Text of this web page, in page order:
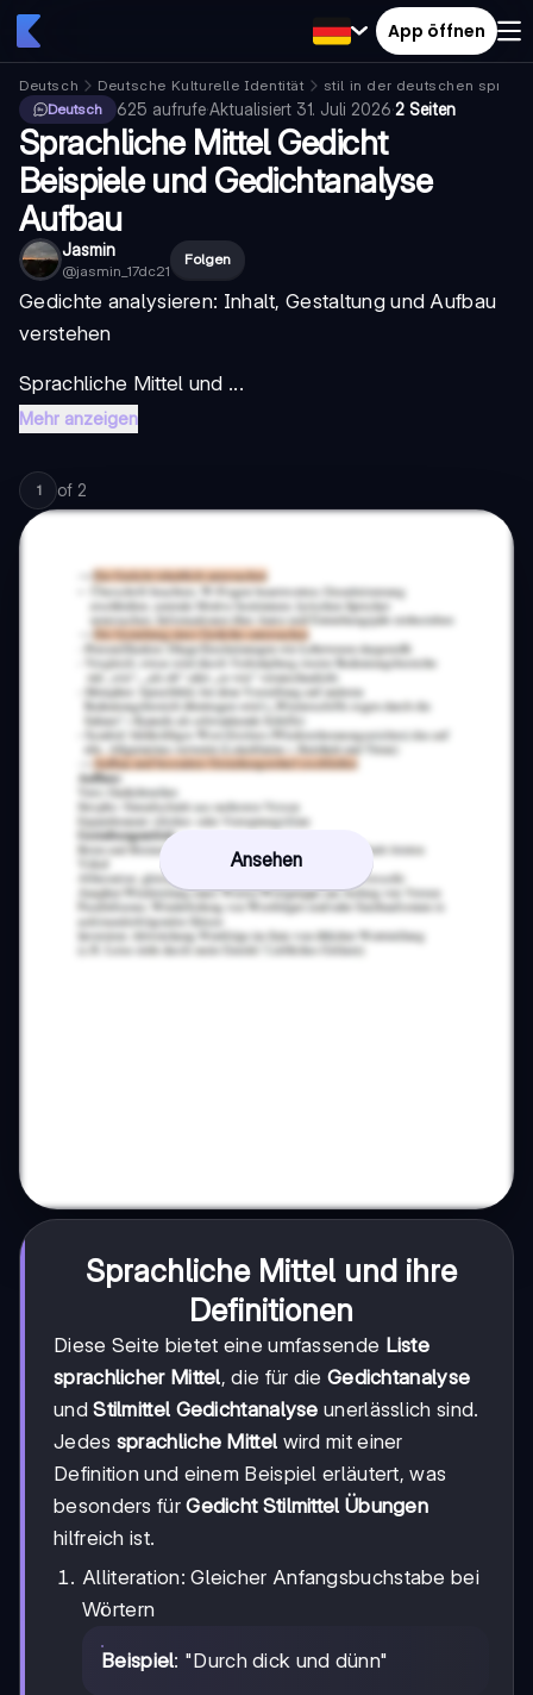
App öffnen
Deutsch Deutsche Kulturelle Identität
stil in der deutschen
Deutsch
625 aufrufe·Aktualisiert 31. Juli 2026·2 Seiten
Sprachliche Mittel Gedicht
Beispiele und Gedichtanalyse
Aufbau
Jasmin
@jasmin_17dc21
Folgen
Gedichte analysieren: Inhalt, Gestaltung und Aufbau
verstehen
Sprachliche Mittel und ...
Mehr anzeigen
1 of 2
Ansehen
Sprachliche Mittel und ihre
Definitionen
Diese Seite bietet eine umfassende Liste
sprachlicher Mittel, die für die Gedichtanalyse
undStilmittel Gedichtanalyse unerlässlich sind.
Jedes sprachliche Mittel wird mit einer
Definition und einem Beispiel erläutert, was
besonders fürGedicht Stilmittel Übungen
hilfreich ist.
Alliteration: Gleicher Anfangsbuchstabe bei
Wörtern
Beispiel: "Durch dick und dünn"